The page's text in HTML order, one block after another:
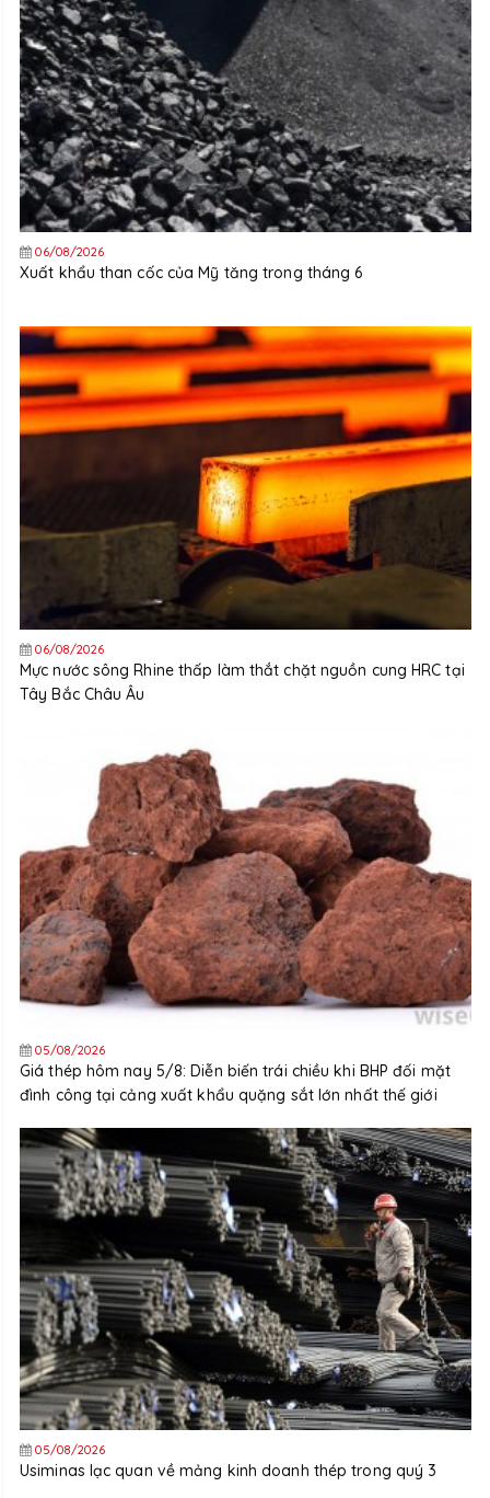
06/08/2026
Xuất khẩu than cốc của Mỹ tăng trong tháng 6
06/08/2026
Mực nước sông Rhine thấp làm thắt chặt nguồn cung HRC tại
Tây Bắc Châu Âu
05/08/2026
Giá thép hôm nay 5/8: Diễn biến trái chiều khi BHP đối mặt
đình công tại cảng xuất khẩu quặng sắt lớn nhất thế giới
05/08/2026
Usiminas lạc quan về mảng kinh doanh thép trong quý 3